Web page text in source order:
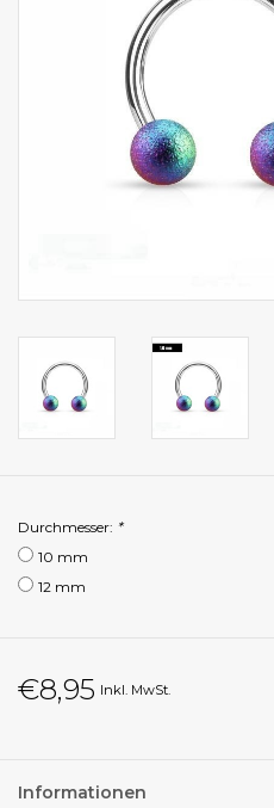
Durchmesser: *
10 mm
12 mm
€8,95 Inkl. MwSt.
Informationen